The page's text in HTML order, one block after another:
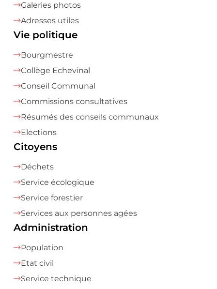
Galeries photos
Adresses utiles
Vie politique
Bourgmestre
Collège Echevinal
Conseil Communal
Commissions consultatives
Résumés des conseils communaux
Elections
Citoyens
Déchets
Service écologique
Service forestier
Services aux personnes agées
Administration
Population
Etat civil
Service technique